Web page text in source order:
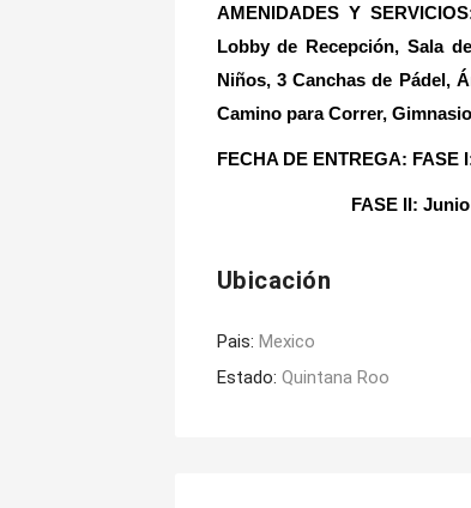
AMENIDADES Y
Lobby de Recepción, Sala
Niños, 3 Canchas de Pádel,
Camino para Correr,
FECHA DE ENTREGA: FASE
FASE II: Junio
Ubicación
Pais: Mexico
Estado: Quintana Roo